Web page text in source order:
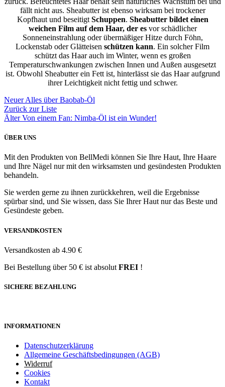
fällt nicht aus. Sheabutter ist ebenso wirksam bei trockener
Kopfhaut und beseitigt Schuppen. Sheabutter bildet einen
weichen Film auf dem Haar, der esvor schädlicher
Sonneneinstrahlung oder übermäßiger Hitze durch Föhn,
Lockenstab oder Glätteisen schützen kann. Ein solcher Film
schützt das Haar auch im Winter, wenn es großen
Temperaturschwankungen zwischen Innen und Außen ausgesetzt
ist. Obwohl Sheabutter ein Fett ist, hinterlässt sie das Haar aufgrund
ihrer Leichtigkeit nicht fettig und schwer.
Neuer Alles über Baobab-Öl
Zurück zur Liste
Älter Von einem Fan: Nimba-Öl ist ein Wunder!
ÜBER UNS
Mit den Produkten von BellMedi können Sie Ihre Haut, Ihre Haare
und Ihre Nägel nur mit den wirksamsten und gesündesten Produkten
behandeln.
Sie werden gerne zu ihnen zurückkehren, weil die Ergebnisse
spürbar sind, und Sie wissen, dass Sie Ihrer Haut nur das Beste und
Gesündeste geben.
VERSANDKOSTEN
Versandkosten ab 4.90 €
Bei Bestellung über 50 € ist absolut FREI !
SICHERE BEZAHLUNG
INFORMATIONEN
Datenschutzerklärung
Allgemeine Geschäftsbedingungen (AGB)
Widerruf
Cookies
Kontakt